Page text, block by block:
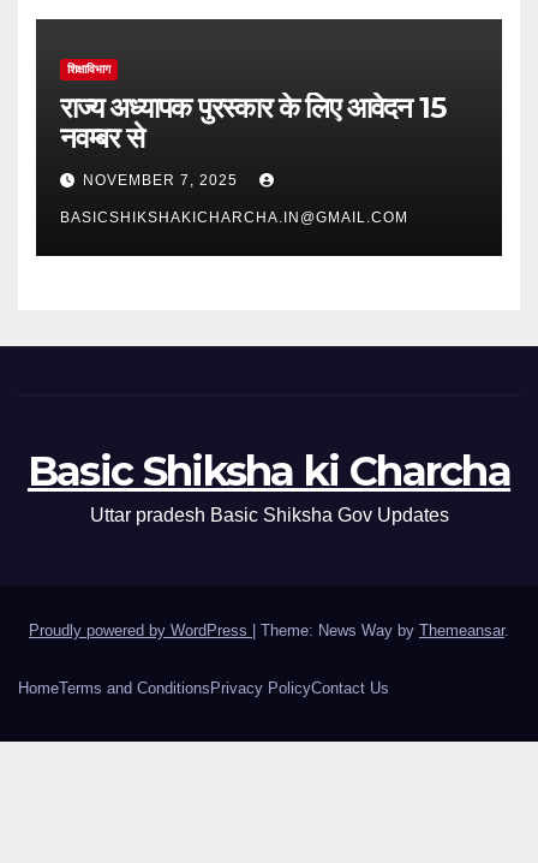
शिक्षाविभाग
राज्य अध्यापक पुरस्कार के लिए आवेदन 15
नवम्बर से
NOVEMBER 7, 2025
BASICSHIKSHAKICHARCHA.IN@GMAIL.COM
Basic Shiksha ki Charcha
Uttar pradesh Basic Shiksha Gov Updates
Proudly powered by WordPress | Theme: News Way by Themeansar.
HomeTerms and Conditions Privacy PolicyContact Us